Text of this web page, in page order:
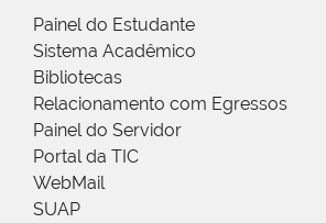
Painel do Estudante
Sistema Acadêmico
Bibliotecas
Relacionamento com Egressos
Painel do Servidor
Portal da TIC
WebMail
SUAP